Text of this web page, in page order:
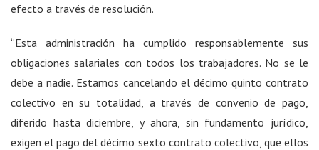
efecto a través de resolución.
“Esta administración ha cumplido responsablemente sus
obligaciones salariales con todos los trabajadores. No se le
debe a nadie. Estamos cancelando el décimo quinto contrato
colectivo en su totalidad, a través de convenio de pago,
diferido hasta diciembre, y ahora, sin fundamento jurídico,
exigen el pago del décimo sexto contrato colectivo, que ellos